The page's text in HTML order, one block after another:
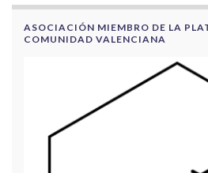
ASOCIACIÓN MIEMBRO DE LA
COMUNIDAD VALENCIANA